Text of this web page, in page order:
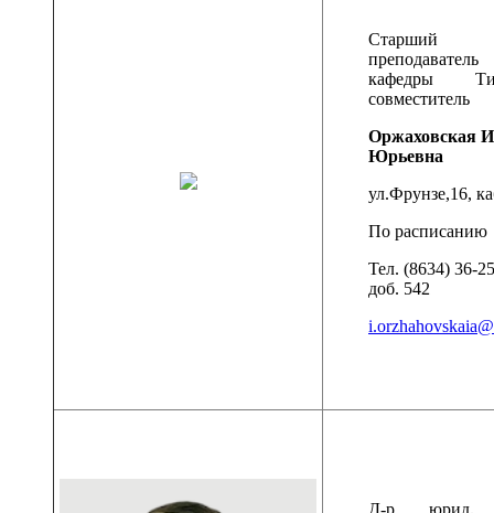
Старший
преподаватель
кафедры
совместитель
Оржаховская
Юрьевна
ул.Фрунзе,16,
По расписанию
Тел. (8634) 36-
доб. 542